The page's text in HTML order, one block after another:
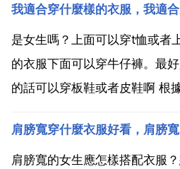
還會顯得很臃腫。選擇衣服的
衣服，這樣的衣服遮住了纖細
腫，上半...
我適合穿什麼樣的衣服，我適
是女生嗎？上面可以穿t恤或者
的衣服下面可以穿牛仔褲。最
的話可以穿板鞋或者皮鞋啊 根
住肚子和大腿,褲子可以穿小腳
麼穿,只要自己舒服就行.不可能
肩膀寬的女生應怎樣搭配衣服